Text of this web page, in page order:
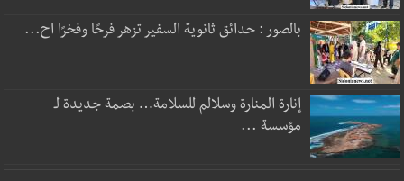
بالصور : حدائق ثانوية السفير تزهر فرحًا وفخرًا اح...
إنارة المنارة وسلالم للسلامة… بصمة جديدة لـ
مؤسسة ...